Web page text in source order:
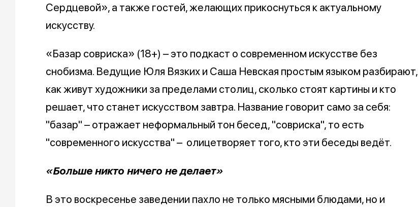
Сердцевой», а также гостей, желающих прикоснуться к актуальному
искусству.
«Базар совриска» (18+) – это подкаст о современном искусстве без
снобизма. Ведущие Юля Вязких и Саша Невская простым языком разбирают,
как живут художники за пределами столиц, сколько стоят картины и кто
решает, что станет искусством завтра. Название говорит само за себя:
"базар" – отражает неформальный тон бесед, "совриска", то есть
"современного искусства" – олицетворяет того, кто эти беседы ведёт.
«Больше никто ничего не делает»
В это воскресенье заведении пахло не только мясными блюдами, но и